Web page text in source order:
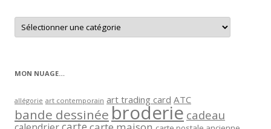
Retrouver
les
articles
MON NUAGE…
allégorie art contemporain art trading card ATC
bande dessinée broderie cadeau